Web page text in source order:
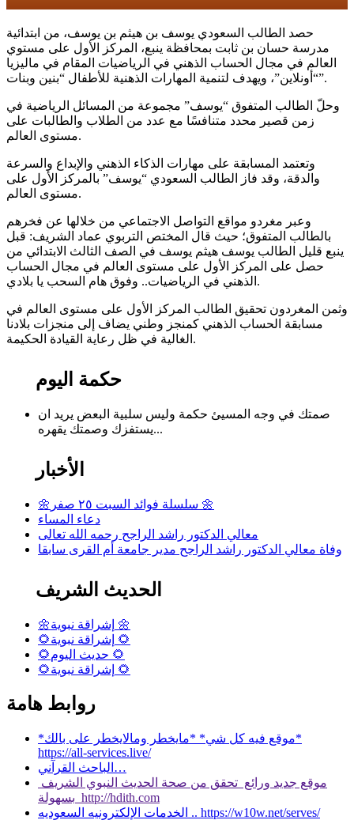
حصد الطالب السعودي يوسف بن هيثم بن يوسف، من ابتدائية
مدرسة حسان بن ثابت بمحافظة ينبع، المركز الأول على مستوي
العالم في مجال الحساب الذهني في الرياضيات المقام في ماليزيا
“أونلاين”، ويهدف لتنمية المهارات الذهنية للأطفال “بنين وبنات”.
وحلّ الطالب المتفوق “يوسف” مجموعة من المسائل الرياضية في
زمن قصير محدد متنافسًا مع عدد من الطلاب والطالبات على
مستوى العالم.
وتعتمد المسابقة على مهارات الذكاء الذهني والإبداع والسرعة
والدقة، وقد فاز الطالب السعودي “يوسف” بالمركز الأول على
مستوى العالم.
وعبر مغردو مواقع التواصل الاجتماعي من خلالها عن فخرهم
بالطالب المتفوق؛ حيث قال المختص التربوي عماد الشريف: قبل
قليل الطالب يوسف هيثم يوسف في الصف الثالث الابتدائي من ‎ينبع
حصل على المركز الأول على مستوى العالم في مجال الحساب
الذهني في الرياضيات.. وفوق هام السحب يا بلادي.
و‏ثمن المغردون تحقيق الطالب المركز الأول على مستوى العالم في
مسابقة الحساب الذهني كمنجز وطني يضاف إلى منجزات بلادنا
الغالية في ظل رعاية القيادة الحكيمة.
حكمة اليوم
صمتك في وجه المسيئ حكمة وليس سلبية البعض يريد ان
يستفزك وصمتك يقهره...
الأخبار
🌼سلسلة فوائد السبت ٢٥ صفر 🌼
دعاء المساء
معالي الدكتور راشد الراجح رحمه الله تعالى
وفاة معالي الدكتور راشد الراجح مدير جامعة أم القرى سابقا
الحديث الشريف
🌼إشراقة نبوية 🌼
🌻إشراقة نبوية 🌻
🌻حديث اليوم 🌻
🌻إشراقة نبوية 🌻
روابط هامة
*موقع فيه كل شي* *مايخطر ومالايخطر على بالك*
https://all-services.live/
الباحث القرآني…
موقع جديد ورائع تحقق من صحة الحديث النبوي الشريف
بسهولة http://hdith.com
الخدمات الإلكترونيه السعوديه .. https://w10w.net/serves/